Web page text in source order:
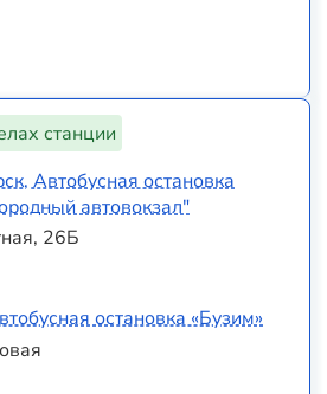
станции
Автобусная остановка
автовокзал"
26Б
остановка «Бузим»